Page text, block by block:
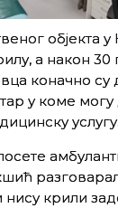
објекта
а након
коначно су
у коме
услугу.
нису крили